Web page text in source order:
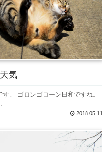
気
す。 ゴロンゴローン日和ですね。
2018.05.11